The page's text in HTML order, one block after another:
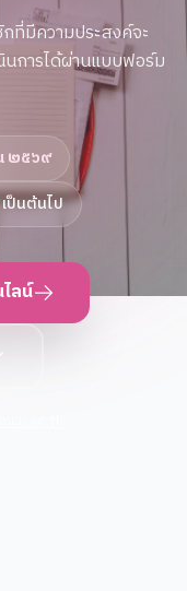
ที่มีความประสงค์จะ
นการได้ผ่านแบบฟอร์ม
๒๕๖๙
เป็นต้นไป
ลน์